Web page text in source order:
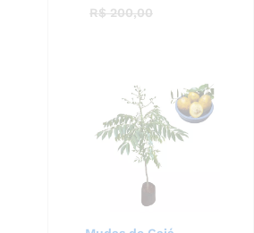
R$200,00